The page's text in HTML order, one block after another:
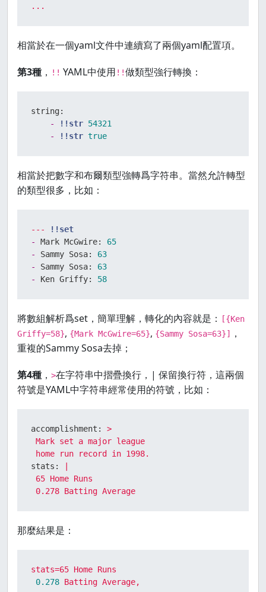
...
相當於在一個yaml文件中連續寫了兩個yaml配置項。
第3種 ， !! YAML中使用 !!做類型強行轉換：
string:
-
!!str 54321
-
!!str true
相當於把數字和布爾類型強轉爲字符串。當然允許轉型
的類型很多，比如：
---
!!set
-
Mark McGwire:
65
-
Sammy Sosa:
63
-
Sammy Sosa:
63
-
Ken Griffy: 58
將數組解析爲set，簡單理解，轉化的內容就是：
[{Ken
Griffy=58}, {Mark McGwire=65}, {Sammy Sosa=63}]
，
重複的Sammy Sosa去掉；
第4種 ， >在字符串中摺疊換行，| 保留換行符，這兩個
符號是YAML中字符串經常使用的符號，比如：
accomplishment:
>
Mark set a major league
stats:
65 Home Runs
0.278 Batting Average
那麼結果是：
stats=65 Home Runs
0.278 Batting Average,